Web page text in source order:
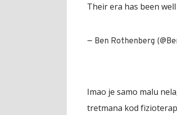
Their era has been
— Ben Rothenberg
Imao je samo malu
tretmana kod